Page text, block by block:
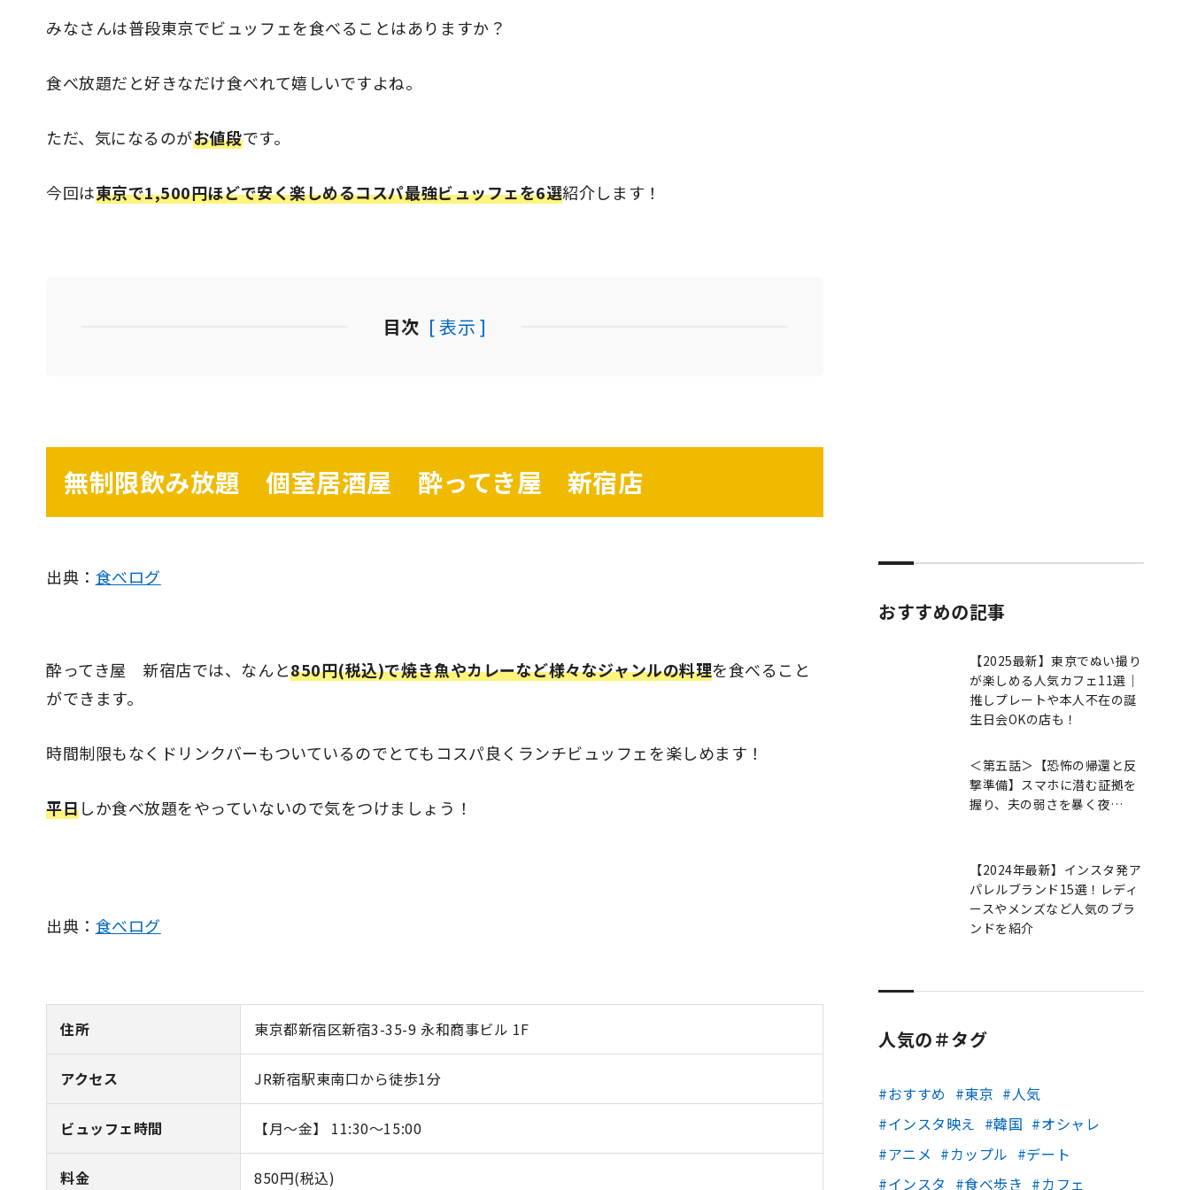
みなさんは普段東京でビュッフェを食べることはありますか？
食べ放題だと好きなだけ食べれて嬉しいですよね。
ただ、気になるのがお値段です。
今回は東京で1,500円ほどで安く楽しめるコスパ最強ビュッフェを6選紹介します！
目次 [ 表示 ]
無制限飲み放題 個室居酒屋 酔ってき屋 新宿店
出典： 食べログ
酔ってき屋 新宿店では、なんと850円(税込)で焼き魚やカレーなど様々なジャンルの料理を食べること
ができます。
時間制限もなくドリンクバーもついているのでとてもコスパ良くランチビュッフェを楽しめます！
平日しか食べ放題をやっていないので気をつけましょう！
出典： 食べログ
住所 東京都新宿区新宿3-35-9 永和商事ビル 1F
アクセス JR新宿駅東南口から徒歩1分
ビュッフェ時間 【月～金】 11:30～15:00
料金 850円(税込)
おすすめの記事
【2025最新】東京でぬい撮り
が楽しめる人気カフェ11選｜
推しプレートや本人不在の誕
生日会OKの店も！
＜第五話＞【恐怖の帰還と反
撃準備】スマホに潜む証拠を
握り、夫の弱さを暴く夜…
【2024年最新】インスタ発ア
パレルブランド15選！レディ
ースやメンズなど人気のブラ
ンドを紹介
人気の＃タグ
おすすめ 東京
人気
インスタ映え
韓国
オシャレ
アニメ
カップル
デート
インスタ
食べ歩き カフェ